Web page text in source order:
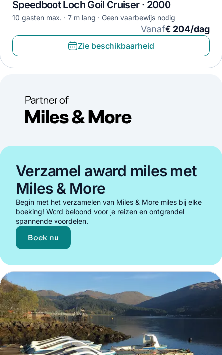
Speedboot Loch Goil Cruiser · 2000
10 gasten max. 7 m lang Geen vaarbewijs nodig
Vanaf€ 204/dag
Zie beschikbaarheid
Verzamel award miles met
Miles & More
Begin met het verzamelen van Miles & More miles bij elke
boeking! Word beloond voor je reizen en ontgrendel
spannende voordelen.
Boek nu